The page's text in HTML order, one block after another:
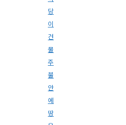
당
이
건
물
주
불
안
에
땅